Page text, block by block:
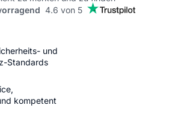
4.6 von 5
und
Standards
kompetent